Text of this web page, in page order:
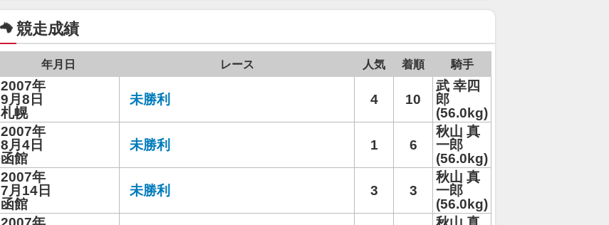
競走成績
年月日 レース 人気 着順 騎手
2007年
9月8日
札幌
未勝利 4 10
武 幸四
郎
(56.0kg)
2007年
8月4日
函館
未勝利 1 6
秋山 真
一郎
(56.0kg)
2007年
7月14日
函館
未勝利 3 3
秋山 真
一郎
(56.0kg)